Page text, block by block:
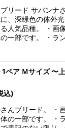
リード サバンナ
、深緑色の体外
人気品種。 ・画
一部です。 ・ラ
1ペア Ｍサイズ 〜
込)
さんブリード。 ・
の一部です。 ・